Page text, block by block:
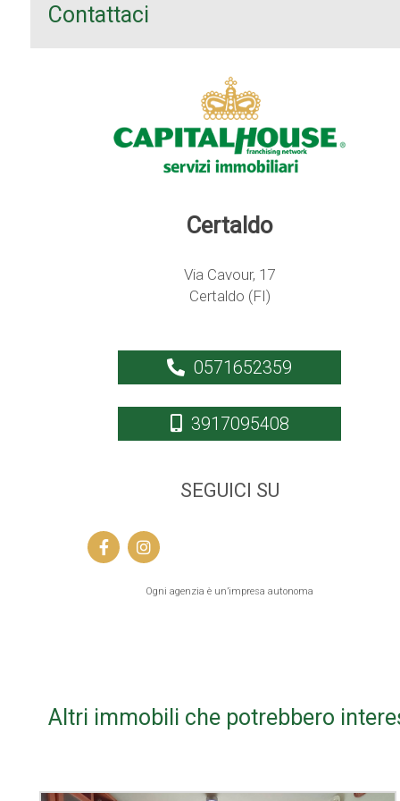
Contattaci
Certaldo
Via Cavour, 17
Certaldo (FI)
0571652359
3917095408
SEGUICI SU
Ogni agenzia è un’impresa autonoma
Altri immobili che potrebbero